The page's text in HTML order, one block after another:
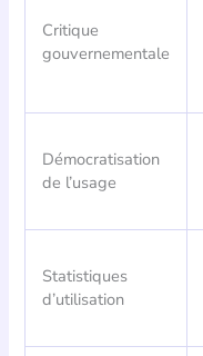
Critique
gouvernementale
Démocratisation
de l’usage
Statistiques
d’utilisation